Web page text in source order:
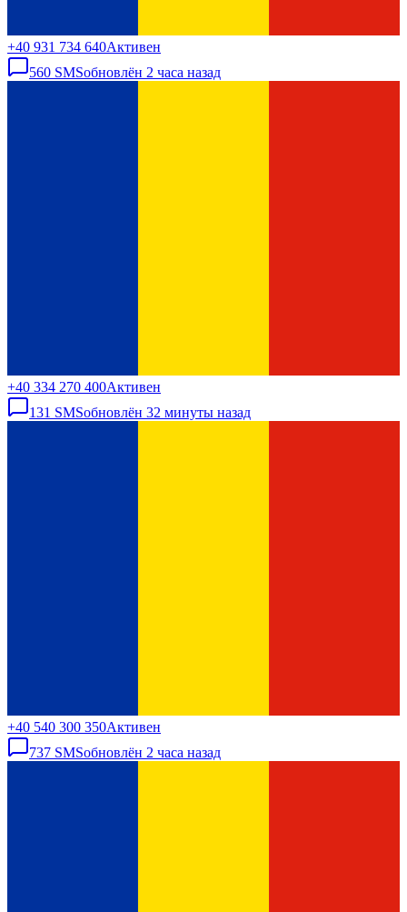
+40 931 734 640Активен
560 SMSобновлён 2 часа назад
+40 334 270 400Активен
131 SMSобновлён 32 минуты назад
+40 540 300 350Активен
737 SMSобновлён 2 часа назад